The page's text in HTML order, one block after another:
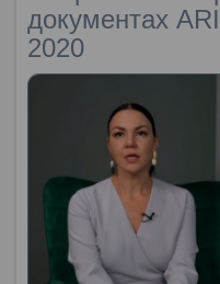
документах
2020